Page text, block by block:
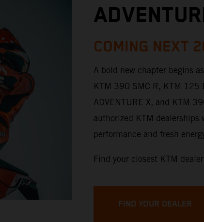
COMING NEXT
A bold new chapter begins
KTM 390 SMC R, KTM 125
ADVENTURE X, and KTM
authorized KTM dealerships
performance and fresh
Find your closest KTM
FIND YOUR DEALER